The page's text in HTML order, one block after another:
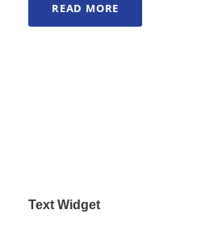
READ MORE
Text Widget